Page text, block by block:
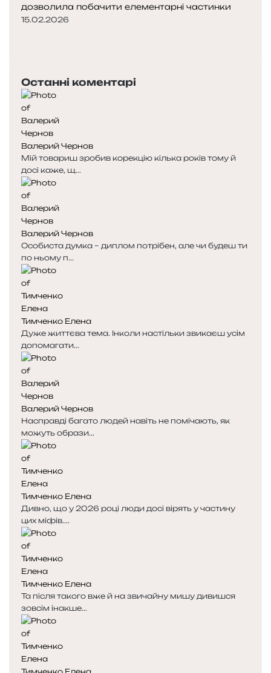
дозволила побачити елементарні частинки
15.02.2026
Останні коментарі
Валерий Чернов
Мій товариш зробив корекцію кілька років тому й
досі каже, щ...
Валерий Чернов
Особиста думка – диплом потрібен, але чи будеш ти
по ньому п...
Тимченко Елена
Дуже життєва тема. Інколи настільки звикаєш усім
допомагати...
Валерий Чернов
Насправді багато людей навіть не помічають, як
можуть образи...
Тимченко Елена
Дивно, що у 2026 році люди досі вірять у частину
цих міфів....
Тимченко Елена
Та після такого вже й на звичайну мишу дивишся
зовсім інакше...